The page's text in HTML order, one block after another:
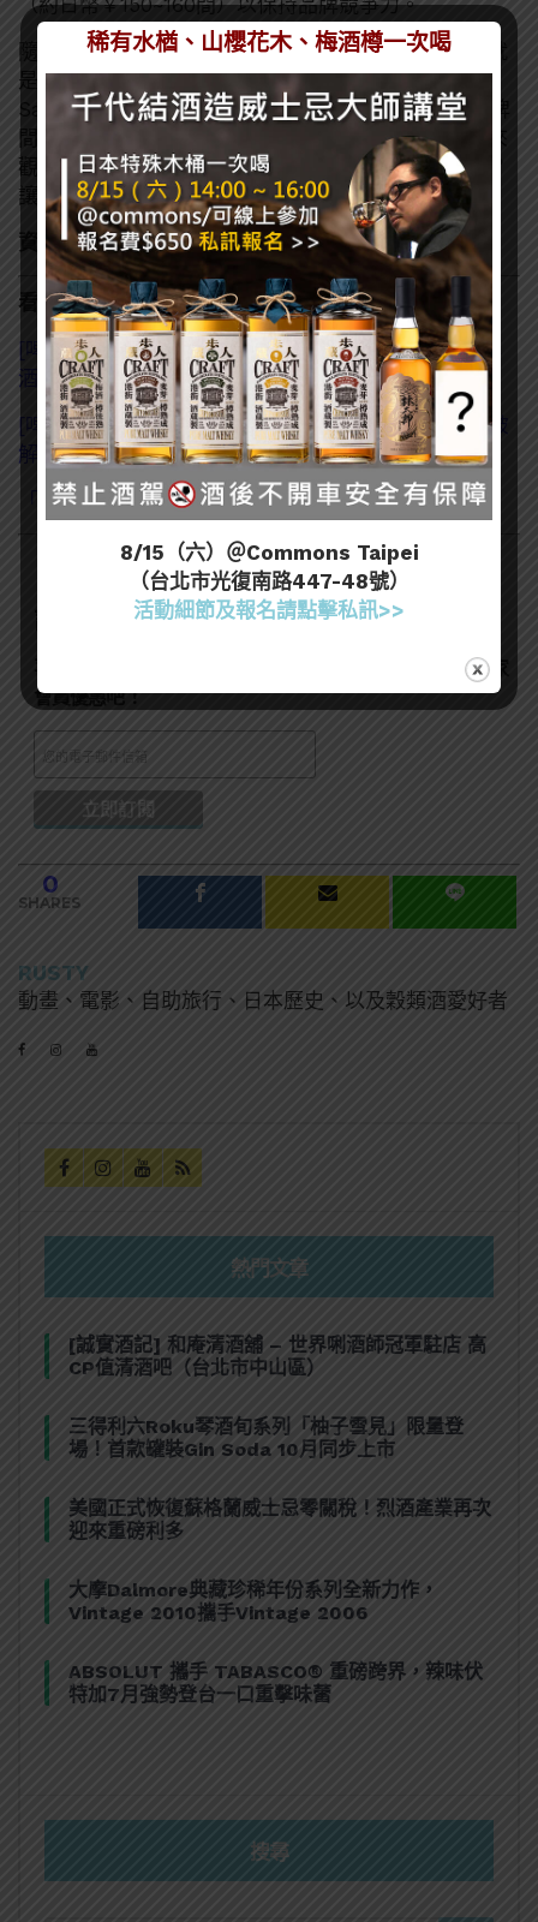
（約日幣￥150~160間）以保持品牌競爭力。
隨著舊第三類啤酒大軍紛紛升級，第一個受到衝擊的就
是Asahi Super Dry、Kirin一番榨、Suntory生與
Sapporo黑星這類過去的平價啤酒，不僅是廠商與品牌
間的競爭更趨白熱化，同集團內的價格競爭也會是未來
觀察重點。日本啤酒市場是否因稅率改革而重新定義？
讓我們繼續觀察下去。
資料來源：Asahi官網、產經新聞
看了這篇的人也看了：
[啤酒知識]日本啤酒三大類「啤酒、発泡酒、第三類啤
酒」差別？酒稅法調整後的影響？
[啤酒知識] 生啤酒比較好喝？什麼是生啤酒與迷思大破
解！
「Mlíko」啤酒是什麼？只有泡沫的捷克喝法席捲美國
訂閱一飲樂酒誌電子報
喜歡我們的內容嗎？在此訂閱電子報，掌握最新酒聞和獨家
會員優惠吧！
0
SHARES
RUSTY
動畫、電影、自助旅行、日本歷史、以及穀類酒愛好者
熱門文章
[誠實酒記] 和庵清酒舖 – 世界唎酒師冠軍駐店 高
CP值清酒吧（台北市中山區）
三得利六Roku琴酒旬系列「柚子雪見」限量登
場！首款罐裝Gin Soda 10月同步上市
美國正式恢復蘇格蘭威士忌零關稅！烈酒產業再次
迎來重磅利多
大摩Dalmore典藏珍稀年份系列全新力作，
Vintage 2010攜手Vintage 2006
ABSOLUT 攜手 TABASCO® 重磅跨界，辣味伏
特加7月強勢登台一口重擊味蕾
搜尋
稀有水楢、山櫻花木、梅酒樽一次喝
8/15（六）＠Commons Taipei
（台北市光復南路447-48號）
活動細節及報名請點擊私訊>>